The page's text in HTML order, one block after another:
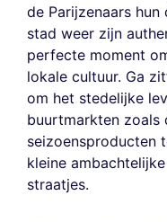
de Parijzenaars
stad weer zijn
perfecte moment
lokale cultuur. Ga
om het stedelijke
buurtmarkten zoals
seizoensproducten
kleine
straatjes.